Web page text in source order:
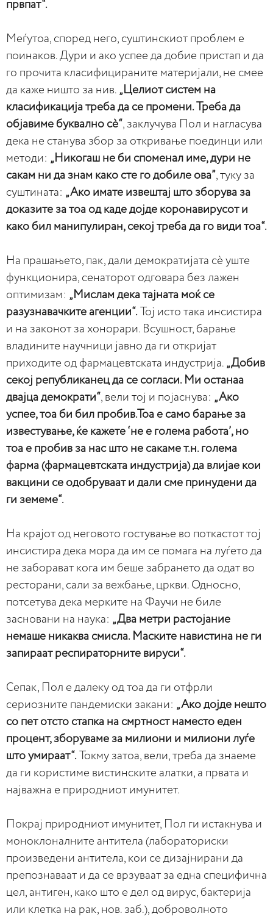
првпат“.
Меѓутоа, според него, суштинскиот проблем е
поинаков. Дури и ако успее да добие пристап и да
го прочита класифицираните материјали, не смее
да каже ништо за нив. „Целиот систем на
класификација треба да се промени. Треба да
објавиме буквално сè“, заклучува Пол и нагласува
дека не станува збор за откривање поединци или
методи: „Никогаш не би споменал име, дури не
сакам ни да знам како сте го добиле ова”, туку за
суштината: „Ако имате извештај што зборува за
доказите за тоа од каде дојде коронавирусот и
како бил манипулиран, секој треба да го види тоа“.
На прашањето, пак, дали демократијата сè уште
функционира, сенаторот одговара без лажен
оптимизам: „Мислам дека тајната моќ се
разузнавачките агенции“. Тој исто така инсистира
и на законот за хонорари. Всушност, барање
владините научници јавно да ги откријат
приходите од фармацевтската индустрија. „Добив
секој републиканец да се согласи. Ми останаа
двајца демократи“, вели тој и појаснува: „Ако
успее, тоа би бил пробив.Тоа е само барање за
известување, ќе кажете ‘не е голема работа’, но
тоа е пробив за нас што не сакаме т.н. голема
фарма (фармацевтската индустрија) да влијае кои
вакцини се одобруваат и дали сме принудени да
ги земеме“.
На крајот од неговото гостување во поткастот тој
инсистира дека мора да им се помага на луѓето да
не заборават кога им беше забрането да одат во
ресторани, сали за вежбање, цркви. Односно,
потсетува дека мерките на Фаучи не биле
засновани на наука: „Два метри растојание
немаше никаква смисла. Маските навистина не ги
запираат респираторните вируси“.
Сепак, Пол е далеку од тоа да ги отфрли
сериозните пандемиски закани: „Ако дојде нешто
со пет отсто стапка на смртност наместо еден
процент, зборуваме за милиони и милиони луѓе
што умираат“. Токму затоа, вели, треба да знаеме
да ги користиме вистинските алатки, а првата и
најважна е природниот имунитет.
Покрај природниот имунитет, Пол ги истакнува и
моноклоналните антитела (лабораториски
произведени антитела, кои се дизајнирани да
препознаваат и да се врзуваат за една специфична
цел, антиген, како што е дел од вирус, бактерија
или клетка на рак, нов. заб.), доброволното